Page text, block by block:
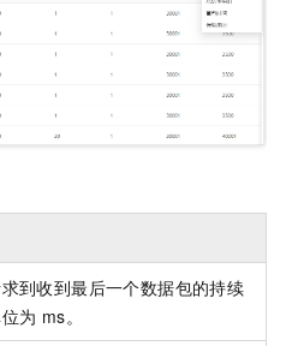
到收到最后一个数据包的持续
为 ms。